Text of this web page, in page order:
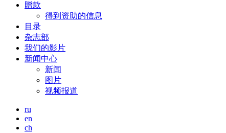
贈款
得到资助的信息
目录
杂志部
我们的影片
新闻中心
新闻
图片
视频报道
ru
en
ch